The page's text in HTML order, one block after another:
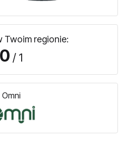
Twoim regionie:
0 / 1
Omni